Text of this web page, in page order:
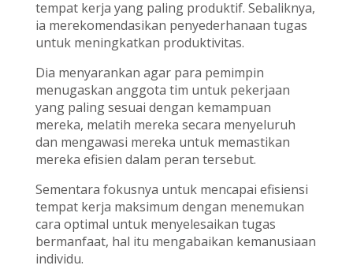
tempat kerja yang paling produktif. Sebaliknya,
ia merekomendasikan penyederhanaan tugas
untuk meningkatkan produktivitas.
Dia menyarankan agar para pemimpin
menugaskan anggota tim untuk pekerjaan
yang paling sesuai dengan kemampuan
mereka, melatih mereka secara menyeluruh
dan mengawasi mereka untuk memastikan
mereka efisien dalam peran tersebut.
Sementara fokusnya untuk mencapai efisiensi
tempat kerja maksimum dengan menemukan
cara optimal untuk menyelesaikan tugas
bermanfaat, hal itu mengabaikan kemanusiaan
individu.